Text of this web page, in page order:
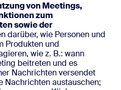
von Meetings,
zum
sowie der
darüber, wie Personen und
Produkten und
wie z. B.: wann
beitreten und es
Nachrichten versendet
Nachrichten austauschen;